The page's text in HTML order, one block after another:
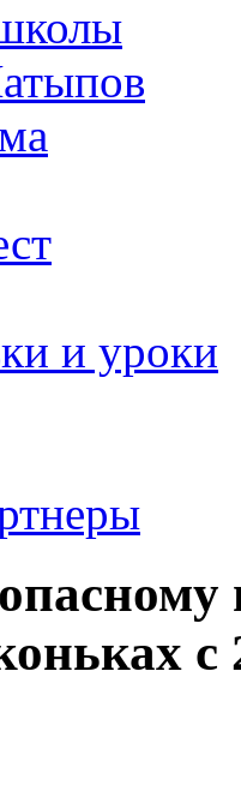
и уроки
с